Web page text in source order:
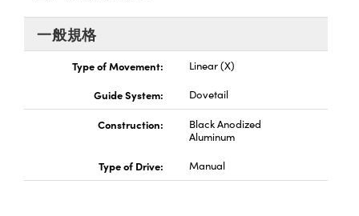
Microscopes | 袖珍顯微鏡
一般規格
Type of Movement:
Linear (X)
Guide System:
Dovetail
Construction:
Black Anodized
Aluminum
Type of Drive:
Manual